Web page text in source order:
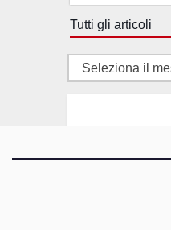
Tutti gli articoli
Tutti